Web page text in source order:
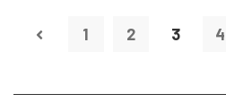
1 2 3 4